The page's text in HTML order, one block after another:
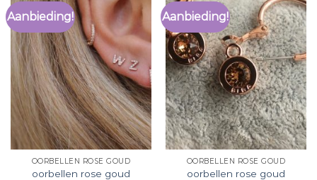
Aanbieding!
OORBELLEN ROSE GOUD
oorbellen rose goud
Aanbieding!
OORBELLEN ROSE GOUD
oorbellen rose goud